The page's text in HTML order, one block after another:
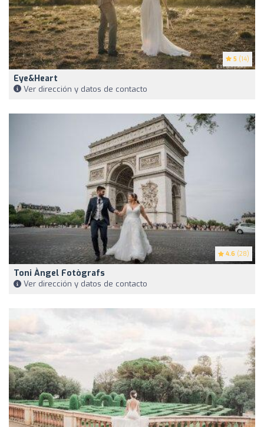
5 (14)
Eye&Heart
Ver dirección y datos de contacto
4.6 (28)
Toni Àngel Fotògrafs
Ver dirección y datos de contacto